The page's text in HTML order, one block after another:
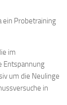
ein Probetraining
im
Entspannung
um die Neulinge
in